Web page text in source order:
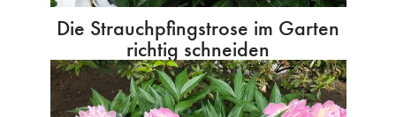
Die Strauchpfingstrose im Garten
richtig schneiden